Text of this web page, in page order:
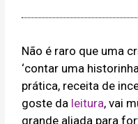
Não é raro que uma
‘contar uma
prática, receita de
goste da leitura, vai
grande aliada para